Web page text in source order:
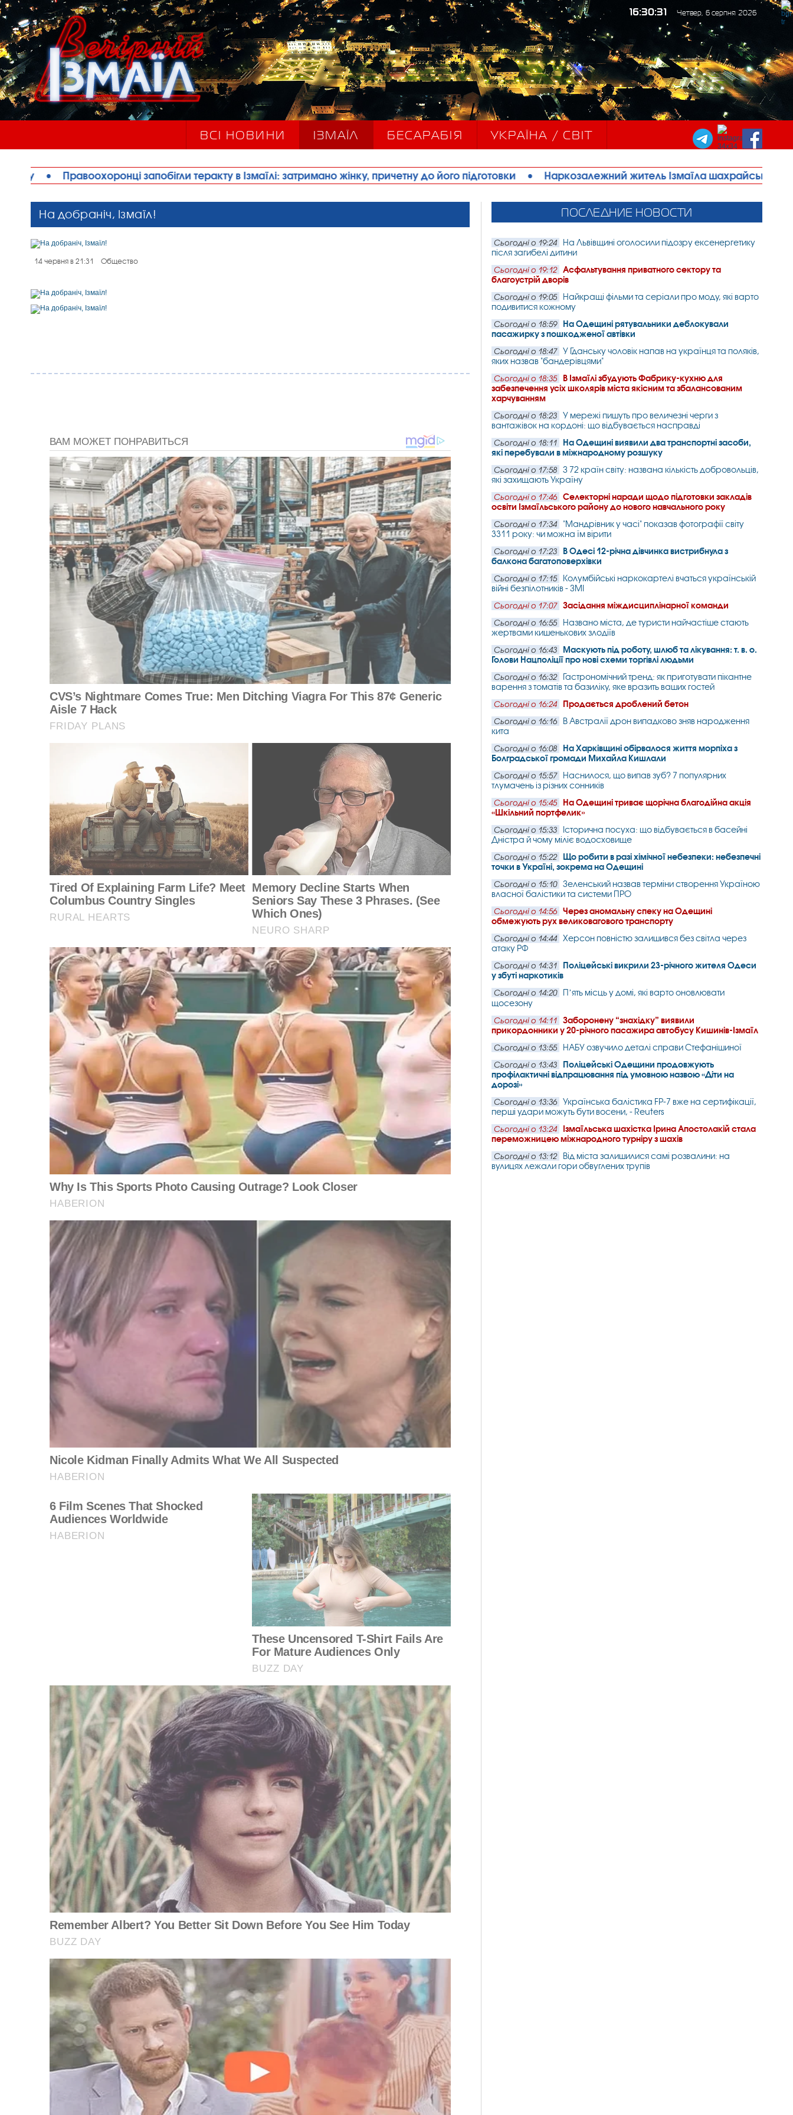
16:30:33 Четвер, 6 серпня 2026
ВСІ НОВИНИ ІЗМАЇЛ БЕСАРАБІЯ УКРАЇНА / СВІТ
запобігли теракту в Ізмаїлі: затримано жінку, причетну до його підготовки • Наркозалежний житель Ізмаїла шахрайським шляхом отримував
На добраніч, Ізмаїл!
14 червня в 21:31 Общество
ПОСЛЕДНИЕ НОВОСТИ
Сьогодні о 19:24
На Львівщині оголосили підозру ексенергетику
після загибелі дитини
Сьогодні о 19:12
Асфальтування приватного сектору та
благоустрій дворів
Сьогодні о 19:05
Найкращі фільми та серіали про моду, які варто
подивитися кожному
Сьогодні о 18:59
На Одещині рятувальники деблокували
пасажирку з пошкодженої автівки
Сьогодні о 18:47
У Гданську чоловік напав на українця та поляків,
яких назвав "бандерівцями"
Сьогодні о 18:35
В Ізмаїлі збудують Фабрику-кухню для
забезпечення усіх школярів міста якісним та збалансованим
харчуванням
Сьогодні о 18:23
У мережі пишуть про величезні черги з
вантажівок на кордоні: що відбувається насправді
Сьогодні о 18:11
На Одещині виявили два транспортні засоби,
які перебували в міжнародному розшуку
Сьогодні о 17:58
З 72 країн світу: названа кількість добровольців,
які захищають Україну
Сьогодні о 17:46
Селекторні наради щодо підготовки закладів
освіти Ізмаїльського району до нового навчального року
Сьогодні о 17:34
"Мандрівник у часі" показав фотографії світу
3311 року: чи можна їм вірити
Сьогодні о 17:23
В Одесі 12-річна дівчинка вистрибнула з
балкона багатоповерхівки
Сьогодні о 17:15
Колумбійські наркокартелі вчаться українській
війні безпілотників - ЗМІ
Сьогодні о 17:07 Засідання міждисциплінарної команди
Сьогодні о 16:55
Названо міста, де туристи найчастіше стають
жертвами кишенькових злодіїв
Сьогодні о 16:43
Маскують під роботу, шлюб та лікування: т. в. о.
Голови Нацполіції про нові схеми торгівлі людьми
Сьогодні о 16:32
Гастрономічний тренд: як приготувати пікантне
варення з томатів та базиліку, яке вразить ваших гостей
Сьогодні о 16:24 Продається дроблений бетон
Сьогодні о 16:16
В Австралії дрон випадково зняв народження
кита
Сьогодні о 16:08
На Харківщині обірвалося життя морпіха з
Болградської громади Михайла Кишлали
Сьогодні о 15:57
Наснилося, що випав зуб? 7 популярних
тлумачень із різних сонників
Сьогодні о 15:45
На Одещині триває щорічна благодійна акція
«Шкільний портфелик»
Сьогодні о 15:33
Історична посуха: що відбувається в басейні
Дністра й чому міліє водосховище
Сьогодні о 15:22
Що робити в разі хімічної небезпеки: небезпечні
точки в Україні, зокрема на Одещині
Сьогодні о 15:10
Зеленський назвав терміни створення Україною
власної балістики та системи ПРО
Сьогодні о 14:56
Через аномальну спеку на Одещині
обмежують рух великовагового транспорту
Сьогодні о 14:44
Херсон повністю залишився без світла через
атаку РФ
Сьогодні о 14:31
Поліцейські викрили 23-річного жителя Одеси
у збуті наркотиків
Сьогодні о 14:20
Пʼять місць у домі, які варто оновлювати
щосезону
Сьогодні о 14:11
Заборонену “знахідку” виявили
прикордонники у 20-річного пасажира автобусу Кишинів-Ізмаїл
Сьогодні о 13:55 НАБУ озвучило деталі справи Стефанішиної
Сьогодні о 13:43
Поліцейські Одещини продовжують
профілактичні відпрацювання під умовною назвою «Діти на
дорозі»
Сьогодні о 13:36
Українська балістика FP-7 вже на сертифікації,
перші удари можуть бути восени, - Reuters
Сьогодні о 13:24
Ізмаїльська шахістка Ірина Апостолакій стала
переможницею міжнародного турніру з шахів
Сьогодні о 13:12
Від міста залишилися самі розвалини: на
вулицях лежали гори обвуглених трупів